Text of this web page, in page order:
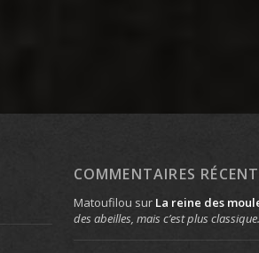
COMMENTAIRES
Matoufilou sur La reine des
des abeilles, mais c’est plus classique.